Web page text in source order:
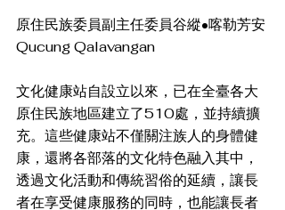
原住民族委員副主任委員谷縱•喀勒芳安
Qucung Qalavangan
文化健康站自設立以來，已在全臺各大
原住民族地區建立了510處，並持續擴
充。這些健康站不僅關注族人的身體健
康，還將各部落的文化特色融入其中，
透過文化活動和傳統習俗的延續，讓長
者在享受健康服務的同時，也能讓長者